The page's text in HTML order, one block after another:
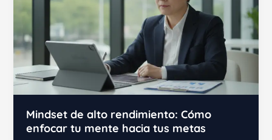
Mindset de alto rendimiento: Cómo
enfocar tu mente hacia tus metas